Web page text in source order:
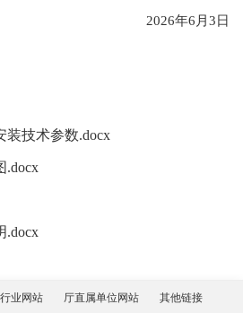
2026年6月3日
装技术参数.docx
.docx
.docx
业网站 厅直属单位网站 其他链接